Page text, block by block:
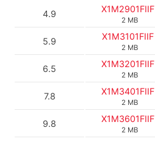
4.9 X1M2901FIIF
2 MB
5.9 X1M3101FIIF
2 MB
6.5 X1M3201FIIF
2 MB
7.8 X1M3401FIIF
2 MB
9.8 X1M3601FIIF
2 MB